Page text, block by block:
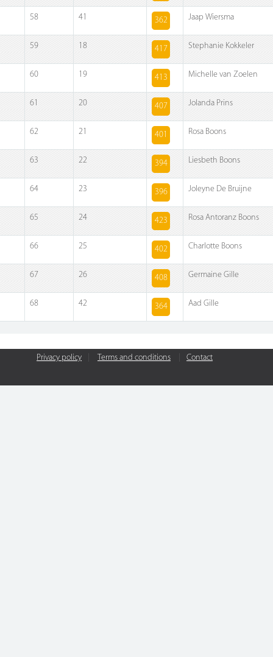
58 41 362 Jaap Wiersma
59 18 417 Stephanie Kokkeler
60 19 413 Michelle van Zoelen
61 20 407 Jolanda Prins
62 21 401 Rosa Boons
63 22 394 Liesbeth Boons
64 23 396 Joleyne De Bruijne
65 24 423 Rosa Antoranz Boons
66 25 402 Charlotte Boons
67 26 408 Germaine Gille
68 42 364 Aad Gille
Privacy policy Terms and conditions Contact